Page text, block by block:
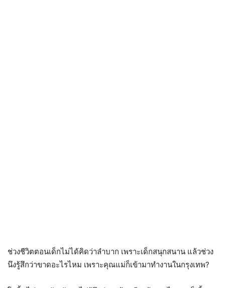
ช่วงชีวิตตอนเด็กไม่ได้คิดว่าลำบาก เพราะเด็กสนุกสนาน แล้วช่วง
นึงรู้สึกว่าขาดอะไรไหม เพราะคุณแม่ก็เข้ามาทำงานในกรุงเทพ?